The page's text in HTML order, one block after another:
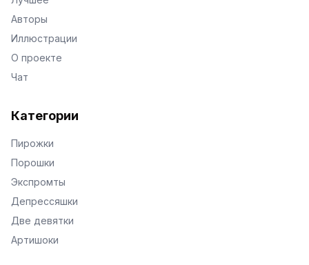
Авторы
Иллюстрации
О проекте
Чат
Категории
Пирожки
Порошки
Экспромты
Депрессяшки
Две девятки
Артишоки